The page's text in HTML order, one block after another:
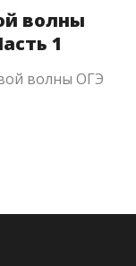
волны
1
волны ОГЭ